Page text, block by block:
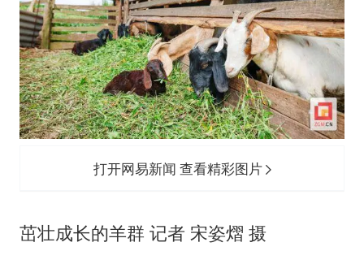
打开网易新闻 查看精彩图片
茁壮成长的羊群 记者 宋姿熠 摄